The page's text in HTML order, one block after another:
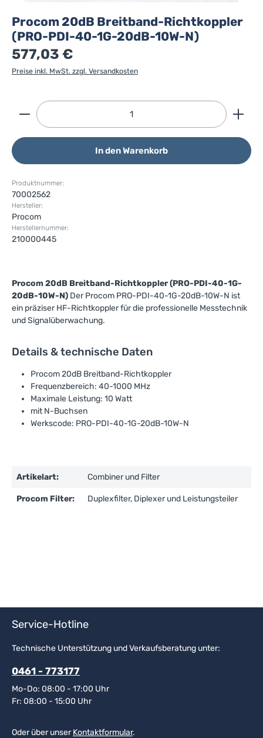
Procom 20dB Breitband-Richtkoppler
(PRO-PDI-40-1G-20dB-10W-N)
577,03 €
Preise inkl. MwSt. zzgl. Versandkosten
Produkt Anzahl: Gib den gewünschten Wert ein
In den Warenkorb
Produktnummer:
70002562
Hersteller:
Procom
Herstellernummer:
210000445
Procom 20dB Breitband-Richtkoppler (PRO-PDI-40-1G-
20dB-10W-N) Der Procom PRO-PDI-40-1G-20dB-10W-N ist
ein präziser HF-Richtkoppler für die professionelle Messtechnik
und Signalüberwachung.
Details & technische Daten
Procom 20dB Breitband-Richtkoppler
Frequenzbereich: 40-1000 MHz
Maximale Leistung: 10 Watt
mit N-Buchsen
Werkscode: PRO-PDI-40-1G-20dB-10W-N
Artikelart: Combiner und Filter
Procom Filter: Duplexfilter, Diplexer und Leistungsteiler
Service-Hotline
Technische Unterstützung und Verkaufsberatung unter:
0461 - 773177
Mo-Do: 08:00 - 17:00 Uhr
Fr: 08:00 - 15:00 Uhr
Oder über unserKontaktformular.